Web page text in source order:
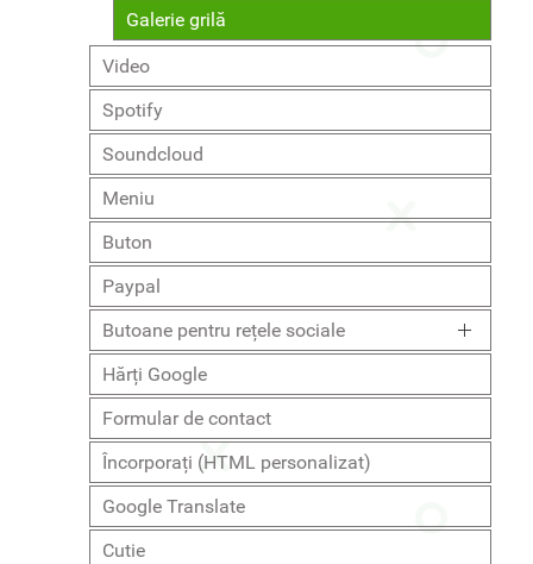
Galerie grilă
Video
Spotify
Soundcloud
Meniu
Buton
Paypal
Butoane pentru rețele sociale
Hărți Google
Formular de contact
Încorporați (HTML personalizat)
Google Translate
Cutie